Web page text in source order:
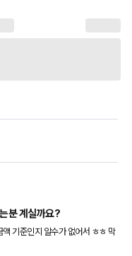
분 계실까요?
기준인지 알수가 없어서 ㅎㅎ 막
지 아시는